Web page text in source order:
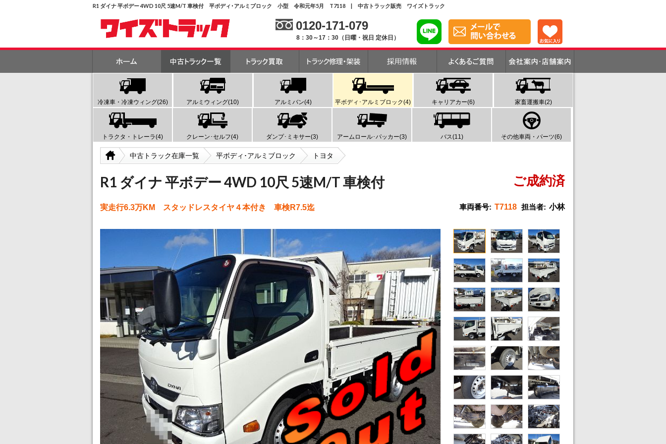
R1 ダイナ 平ボデー 4WD 10尺 5速M/T 車検付 平ボディ･アルミブロック 小型 令和元年5月 T7118 | 中古トラック販売 ワイズトラック
0120-171-079
8：30～17：30（日曜・祝日 定休日）
冷凍車・冷凍ウィング(26) アルミウィング(10) アルミバン(4) 平ボディ･アルミブロック(4) キャリアカー(6) 家畜運搬車(2)
トラクタ・トレーラ(4) クレーン･セルフ(4) ダンプ･ミキサー(3) アームロール･パッカー(3) バス(11) その他車両・パーツ(6)
中古トラック在庫一覧 平ボディ･アルミブロック トヨタ
R1 ダイナ 平ボデー 4WD 10尺 5速M/T 車検付 ご成約済
実走行6.3万KM スタッドレスタイヤ４本付き 車検R7.5迄 車両番号: T7118 担当者: 小林